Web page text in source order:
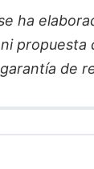
ha
propuesta
de